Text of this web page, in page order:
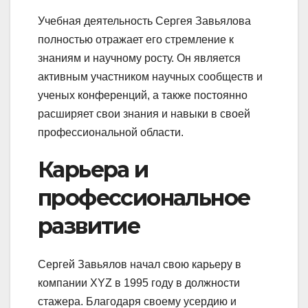
Учебная деятельность Сергея Завьялова
полностью отражает его стремление к
знаниям и научному росту. Он является
активным участником научных сообществ и
ученых конференций, а также постоянно
расширяет свои знания и навыки в своей
профессиональной области.
Карьера и
профессиональное
развитие
Сергей Завьялов начал свою карьеру в
компании XYZ в 1995 году в должности
стажера. Благодаря своему усердию и